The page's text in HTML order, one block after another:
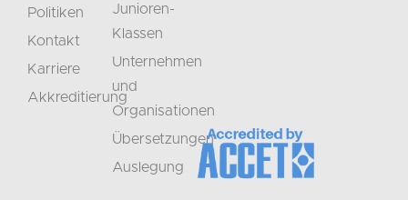
Politiken
Kontakt
Karriere
Akkreditierung
Junioren-
Klassen
Unternehmen
und
Organisationen
Übersetzungen
Auslegung